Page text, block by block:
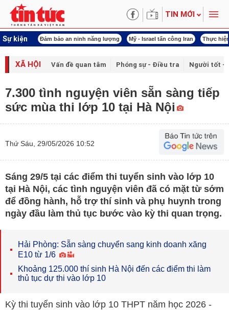
TIN MỚI
Sự kiện
lượng Mỹ - Israel tấn công Iran Thực hiện Nghị quyết 80 Thực hiện
XÃ HỘI Vấn đề quan tâm Phóng sự - Điều tra Người tốt -
7.300 tình nguyện viên sẵn sàng tiếp
sức mùa thi lớp 10 tại Hà Nội
Thứ Sáu, 29/05/2026 10:52
Sáng 29/5 tại các điểm thi tuyển sinh vào lớp 10
tại Hà Nội, các tình nguyện viên đã có mặt từ sớm
để đồng hành, hỗ trợ thí sinh và phụ huynh trong
ngày đầu làm thủ tục bước vào kỳ thi quan trọng.
Hải Phòng: Sẵn sàng chuyển sang kinh doanh xăng
E10 từ 1/6
Khoảng 125.000 thí sinh Hà Nội đến các điểm thi làm
thủ tục dự thi vào lớp 10
Kỳ thi tuyển sinh vào lớp 10 THPT năm học 2026 -